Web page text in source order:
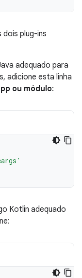
plug-ins
adequado para
adicione esta linha
ou módulo:
Kotlin adequado